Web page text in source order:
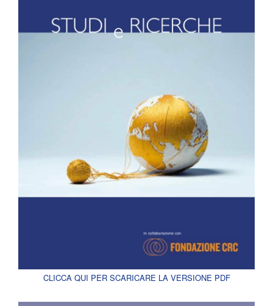
CLICCA QUI PER SCARICARE LA VERSIONE PDF